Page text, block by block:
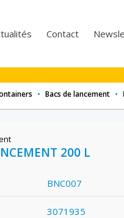
Contact
• Bacs de lancement •
200 L
BNC007
3071935